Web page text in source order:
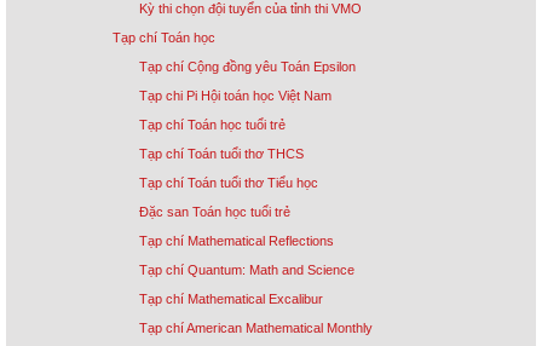
Kỳ thi chọn đội tuyển của tỉnh thi VMO
Tạp chí Toán học
Tạp chí Cộng đồng yêu Toán Epsilon
Tạp chi Pi Hội toán học Việt Nam
Tạp chí Toán học tuổi trẻ
Tạp chí Toán tuổi thơ THCS
Tạp chí Toán tuổi thơ Tiểu học
Đặc san Toán học tuổi trẻ
Tạp chí Mathematical Reflections
Tạp chí Quantum: Math and Science
Tạp chí Mathematical Excalibur
Tạp chí American Mathematical Monthly